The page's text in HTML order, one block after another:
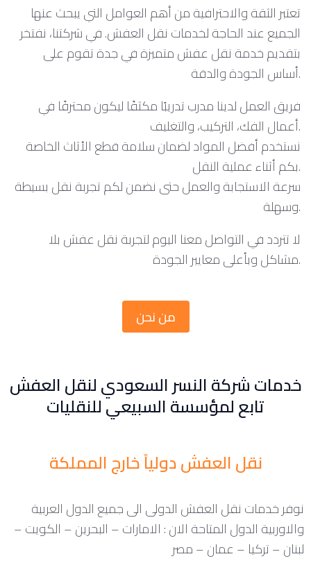
تعتبر الثقة والاحترافية من أهم العوامل التي يبحث عنها
الجميع عند الحاجة لخدمات نقل العفش. في شركتنا، نفتخر
بتقديم خدمة نقل عفش متميزة في جدة تقوم على
أساس الجودة والدقة.
أعمال الفك، التركيب، والتغليف.
نستخدم أفضل المواد لضمان سلامة قطع الأثاث الخاصة
بكم أثناء عملية النقل.
سرعة الاستجابة والعمل حتى نضمن لكم تجربة نقل بسيطة
وسهلة.
لا تتردد في التواصل معنا اليوم لتجربة نقل عفش بلا
مشاكل وبأعلى معايير الجودة.
من نحن
خدمات شركة النسر السعودي لنقل العفش
تابع لمؤسسة السبيعي للنقليات
نقل العفش دولياً خارج المملكة
نوفر خدمات نقل العفش الدولى الى جميع الدول العربية
والاوربية الدول المتاحة الان : الامارات – البحرين – الكويت –
لبنان – تركيا – عمان – مصر